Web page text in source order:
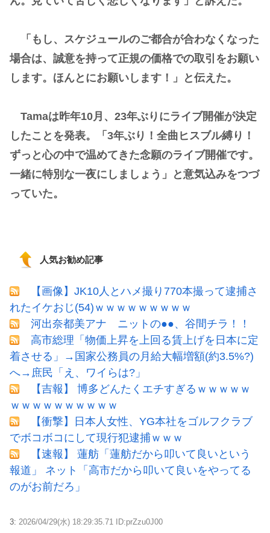
「もし、スケジュールのご都合が合わなくなった
場合は、誠意を持って正規の価格での取引をお願い
します。ほんとにお願いします！」と伝えた。
Tamaは昨年10月、23年ぶりにライブ開催が決定
したことを発表。「3年ぶり！全曲ヒスブル縛り！
ずっと心の中で温めてきた念願のライブ開催です。
一緒に特別な一夜にしましょう」と意気込みをつづ
っていた。
人気お勧め記事
【画像】JK10人とハメ撮り770本撮って逮捕さ
れたイケおじ(54)ｗｗｗｗｗｗｗｗｗ
河出奈都美アナ ニットの●●、谷間チラ！！
高市総理「物価上昇を上回る賃上げを日本に定
着させる」→国家公務員の月給大幅増額(約3.5%?)
へ→庶民「え、ワイらは?」
【吉報】 博多どんたくエチすぎるｗｗｗｗｗ
ｗｗｗｗｗｗｗｗｗｗ
【衝撃】日本人女性、YG本社をゴルフクラブ
でボコボコにして現行犯逮捕ｗｗｗ
【速報】 蓮舫「蓮舫だから叩いて良いという
報道」 ネット「高市だから叩いて良いをやってる
のがお前だろ」
3: 2026/04/29(水) 18:29:35.71 ID:prZzu0J00